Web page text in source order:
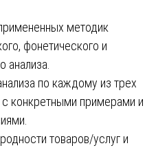
методик
фонетического и
анализа.
по каждому из трех
с конкретными примерами и
товаров/услуг и